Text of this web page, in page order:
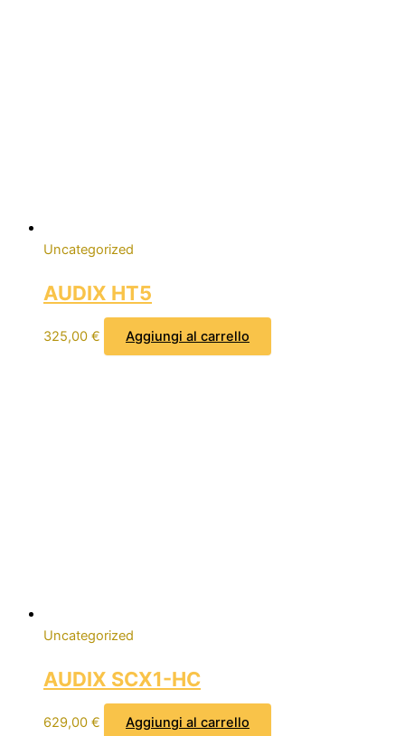
Uncategorized
AUDIX HT5
325,00 € Aggiungi al carrello
Uncategorized
AUDIX SCX1-HC
629,00 € Aggiungi al carrello